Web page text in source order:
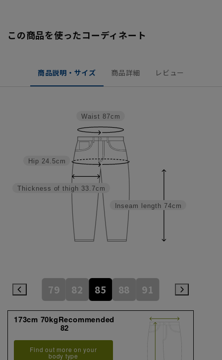
この商品を使ったコーディネート
商品説明・サイズ 商品詳細 レビュー
Inseam length 74cm
Thickness of thigh 33.7cm
Hip 24.5cm
Waist 87cm
79 82 85 88 91
173cm 70kgRecommended
82
Find out more on your
body type